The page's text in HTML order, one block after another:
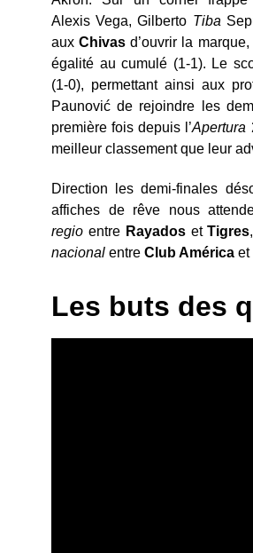
Alexis Vega, Gilberto Tiba
auxChivas d’ouvrir la
égalité au cumulé (1-1). Le
(1-0), permettant ainsi aux
Paunović de rejoindre les
première fois depuis l’Apertura
meilleur classement que leur
Direction les demi-finales
affiches de rêve nous
regio entre RayadosetTigres
nacional entre Club América et
Les buts des